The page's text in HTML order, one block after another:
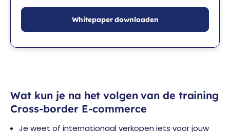
Whitepaper downloaden
Wat kun je na het volgen van de training
Cross-border E-commerce
Je weet of internationaal verkopen iets voor jouw